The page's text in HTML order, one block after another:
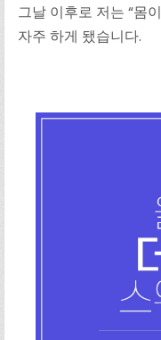
그날 이후로 저는 “몸
자주 하게 됐습니다.